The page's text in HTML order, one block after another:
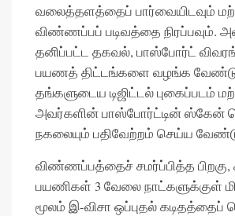
வலைத்தளத்தைப் பார்வையிடவும்
விண்ணப்பப் படிவத்தை நிரப்பவும்.
தனிப்பட்ட தகவல், பாஸ்போர்ட்
பயணத் திட்டங்களை வழங்க
தங்களுடைய டிஜிட்டல் புகைப்படம்
அவர்களின் பாஸ்போர்ட்டின் ஸ்கேன்
நகலையும் பதிவேற்றம் செய்ய
விண்ணப்பத்தைச் சமர்ப்பித்த பிறகு,
பயணிகள் 3 வேலை நாட்களுக்குள்
மூலம் இ-விசா ஒப்புதல் கடிதத்தைப்